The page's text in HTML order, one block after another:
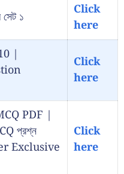
সেট ১
Click
here
|
Click
here
PDF |
প্রশ্ন
Exclusive
Click
here